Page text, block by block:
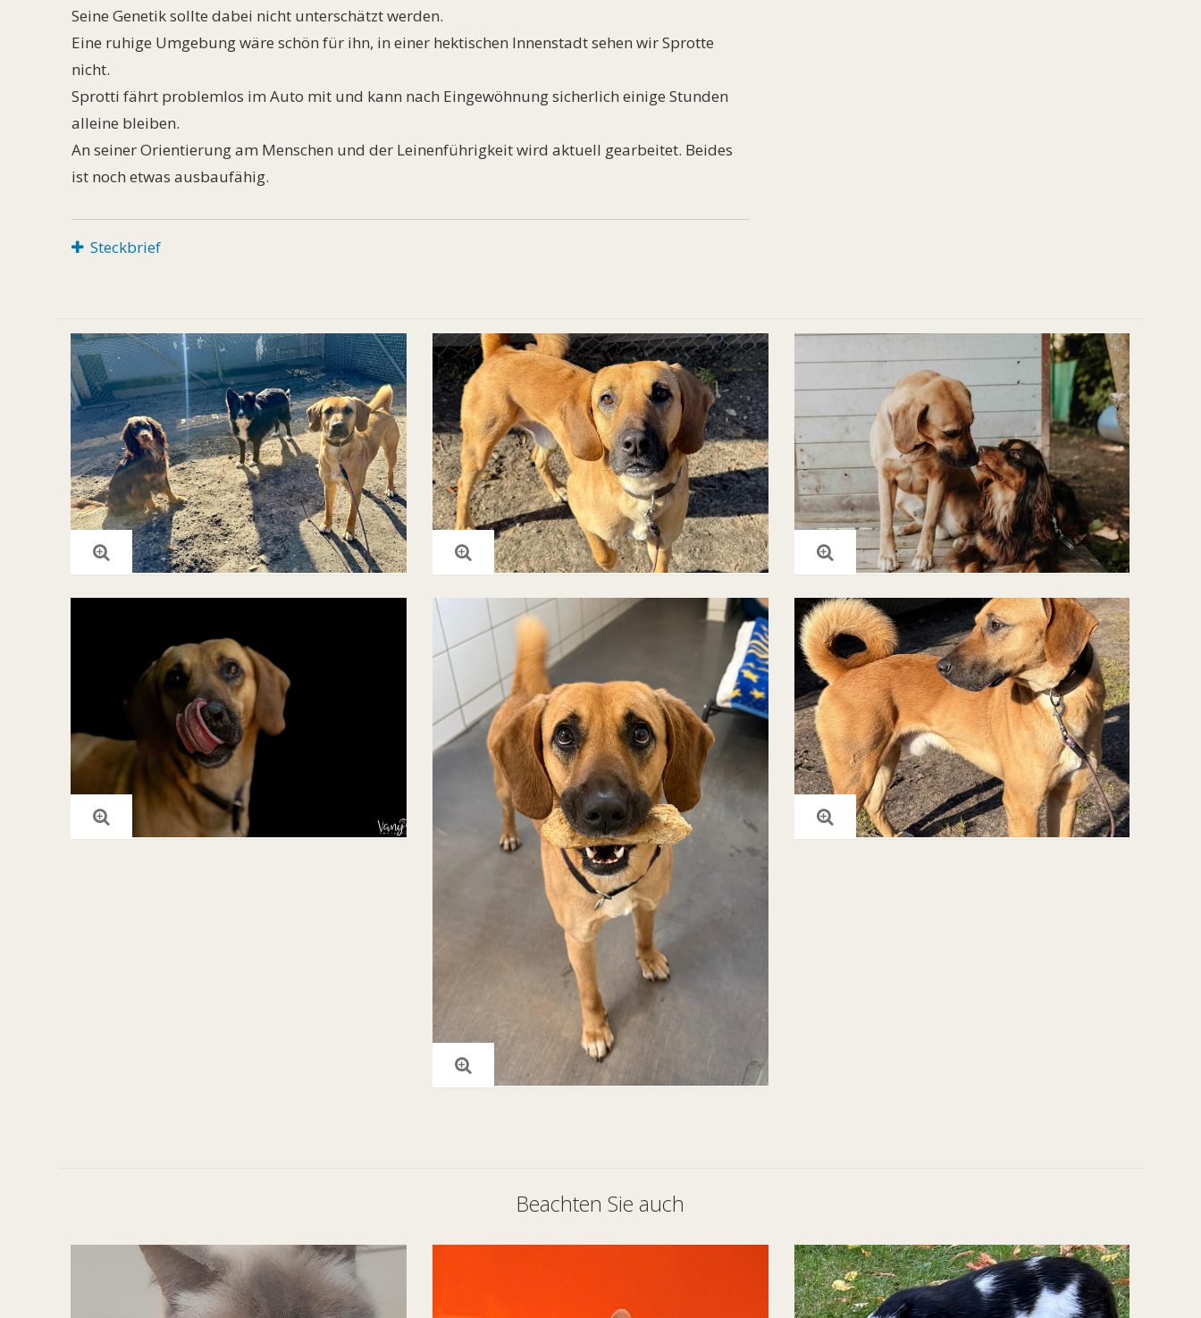
Seine Genetik sollte dabei nicht unterschätzt werden.
Eine ruhige Umgebung wäre schön für ihn, in einer hektischen Innenstadt sehen wir Sprotte
nicht.
Sprotti fährt problemlos im Auto mit und kann nach Eingewöhnung sicherlich einige Stunden
alleine bleiben.
An seiner Orientierung am Menschen und der Leinenführigkeit wird aktuell gearbeitet. Beides
ist noch etwas ausbaufähig.
Steckbrief
Beachten Sie auch